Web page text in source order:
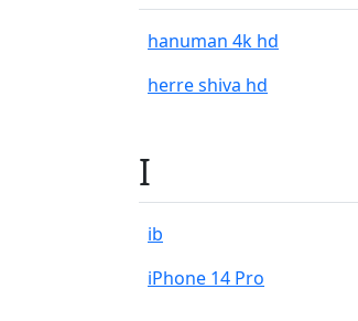
hanuman 4k hd
herre shiva hd
I
ib
iPhone 14 Pro